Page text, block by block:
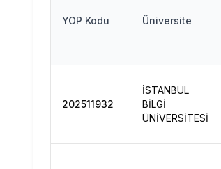
YOP Kodu Üniversite
202511932
İSTANBUL
BİLGİ
ÜNİVERSİTESİ